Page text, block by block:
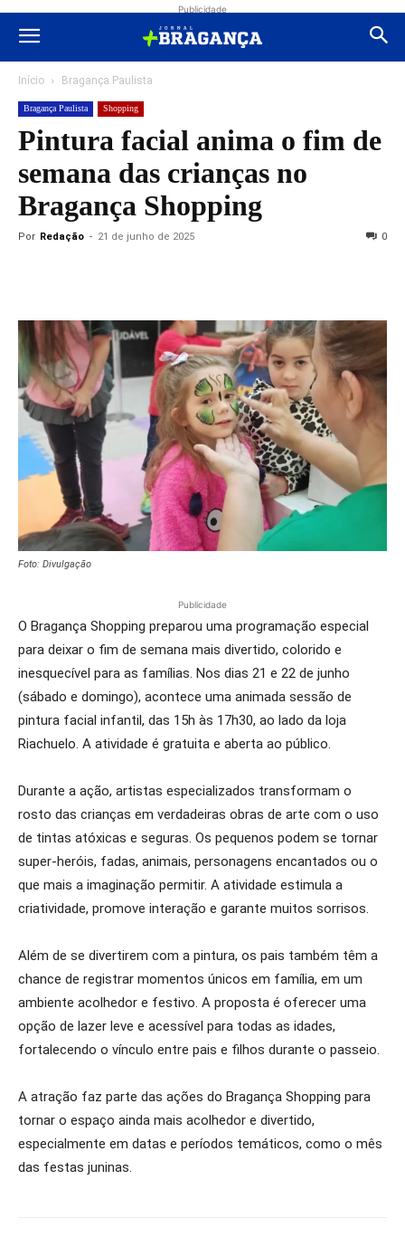
Publicidade
Início Bragança Paulista
Bragança Paulista Shopping
Pintura facial anima o fim de
semana das crianças no
Bragança Shopping
Por Redação - 21 de junho de 2025 0
Foto: Divulgação
Publicidade
O Bragança Shopping preparou uma programação especial
para deixar o fim de semana mais divertido, colorido e
inesquecível para as famílias. Nos dias 21 e 22 de junho
(sábado e domingo), acontece uma animada sessão de
pintura facial infantil, das 15h às 17h30, ao lado da loja
Riachuelo. A atividade é gratuita e aberta ao público.
Durante a ação, artistas especializados transformam o
rosto das crianças em verdadeiras obras de arte com o uso
de tintas atóxicas e seguras. Os pequenos podem se tornar
super-heróis, fadas, animais, personagens encantados ou o
que mais a imaginação permitir. A atividade estimula a
criatividade, promove interação e garante muitos sorrisos.
Além de se divertirem com a pintura, os pais também têm a
chance de registrar momentos únicos em família, em um
ambiente acolhedor e festivo. A proposta é oferecer uma
opção de lazer leve e acessível para todas as idades,
fortalecendo o vínculo entre pais e filhos durante o passeio.
A atração faz parte das ações do Bragança Shopping para
tornar o espaço ainda mais acolhedor e divertido,
especialmente em datas e períodos temáticos, como o mês
das festas juninas.